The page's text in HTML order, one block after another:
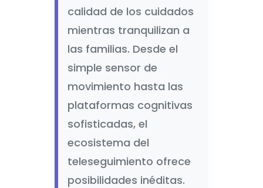
calidad de los cuidados
mientras tranquilizan a
las familias. Desde el
simple sensor de
movimiento hasta las
plataformas cognitivas
sofisticadas, el
ecosistema del
teleseguimiento ofrece
posibilidades inéditas.